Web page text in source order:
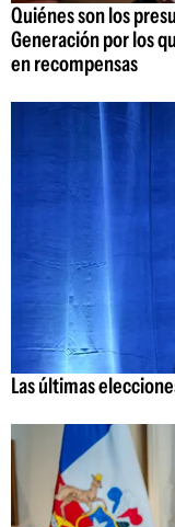
Quiénes son los
Generación por los
en recompensas
Las últimas